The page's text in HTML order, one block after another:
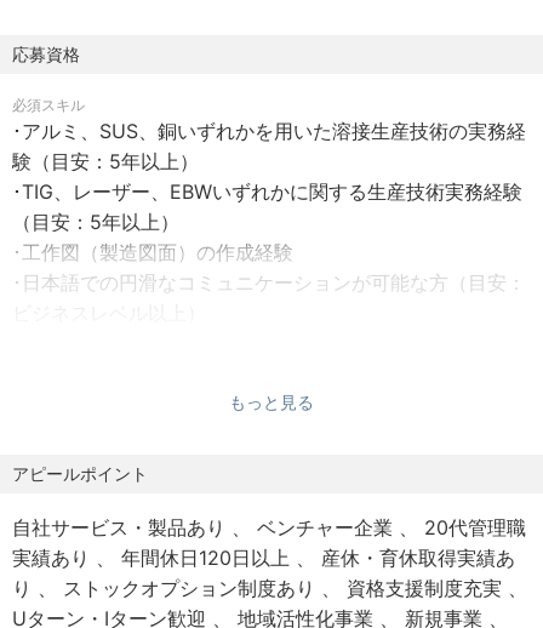
サプライヤーの技術パートナーとして製造プロセスに入り
量産体制の構築を推進します
・給与には45時間分の固定残業代を含む/超過分は全額支給
・昇給：年1回（3月）
■勤務地
・大樹本社
北海道広尾郡大樹町字芽武149-7
※受動喫煙対策：屋内全面禁煙
・正社員 ※期間の定め：無
＜勤務形態＞
※始業・終業の時刻の指定無し
・清算期間：1か月
・フレキシブルタイム：05:00～22:00
応募資格
必須スキル
･アルミ、SUS、銅いずれかを用いた溶接生産技術の実務経
験（目安：5年以上）
･TIG、レーザー、EBWいずれかに関する生産技術実務経験
（目安：5年以上）
･工作図（製造図面）の作成経験
･日本語での円滑なコミュニケーションが可能な方（目安：
･自動車、航空宇宙、重工業などの業界での生産技術経験
・自ら課題を発見し、課題解決に向けてやり切ることがで
きる方
・新しい知識を学び続けられる方
・全体志向を持って、相手を尊重し成果をあげることがで
きる方
もっと見る
アピールポイント
自社サービス・製品あり ベンチャー企業
20代管理職
実績あり
年間休日120日以上
産休・育休取得実績あ
り
ストックオプション制度あり
資格支援制度充実
Uターン・Iターン歓迎
地域活性化事業
新規事業